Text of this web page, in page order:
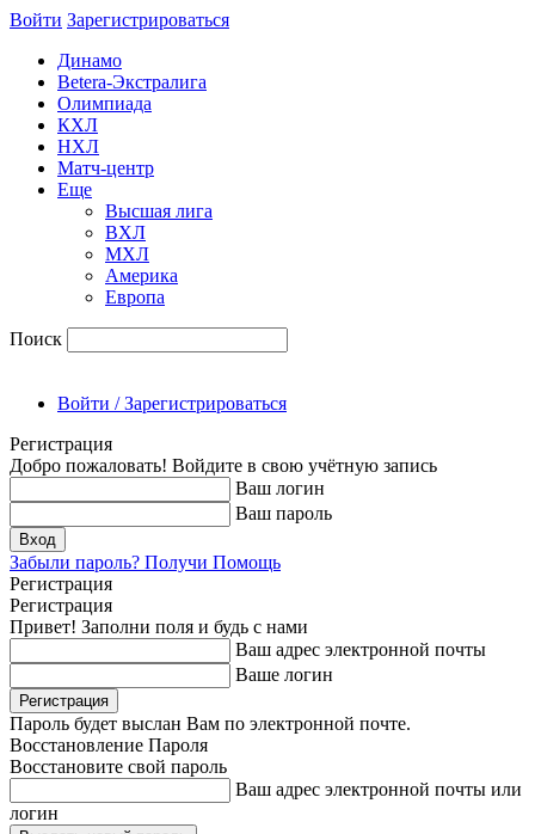
Войти Зарегиcтрироваться
Динамо
Betera-Экстралига
Олимпиада
КХЛ
НХЛ
Матч-центр
Еще
Высшая лига
ВХЛ
МХЛ
Америка
Европа
Поиск
Войти / Зарегистрироваться
Регистрация
Добро пожаловать! Войдите в свою учётную запись
Ваш логин
Ваш пароль
Забыли пароль? Получи Помощь
Регистрация
Регистрация
Привет! Заполни поля и будь с нами
Ваш адрес электронной почты
Ваше логин
Пароль будет выслан Вам по электронной почте.
Восстановление Пароля
Восстановите свой пароль
Ваш адрес электронной почты или
логин